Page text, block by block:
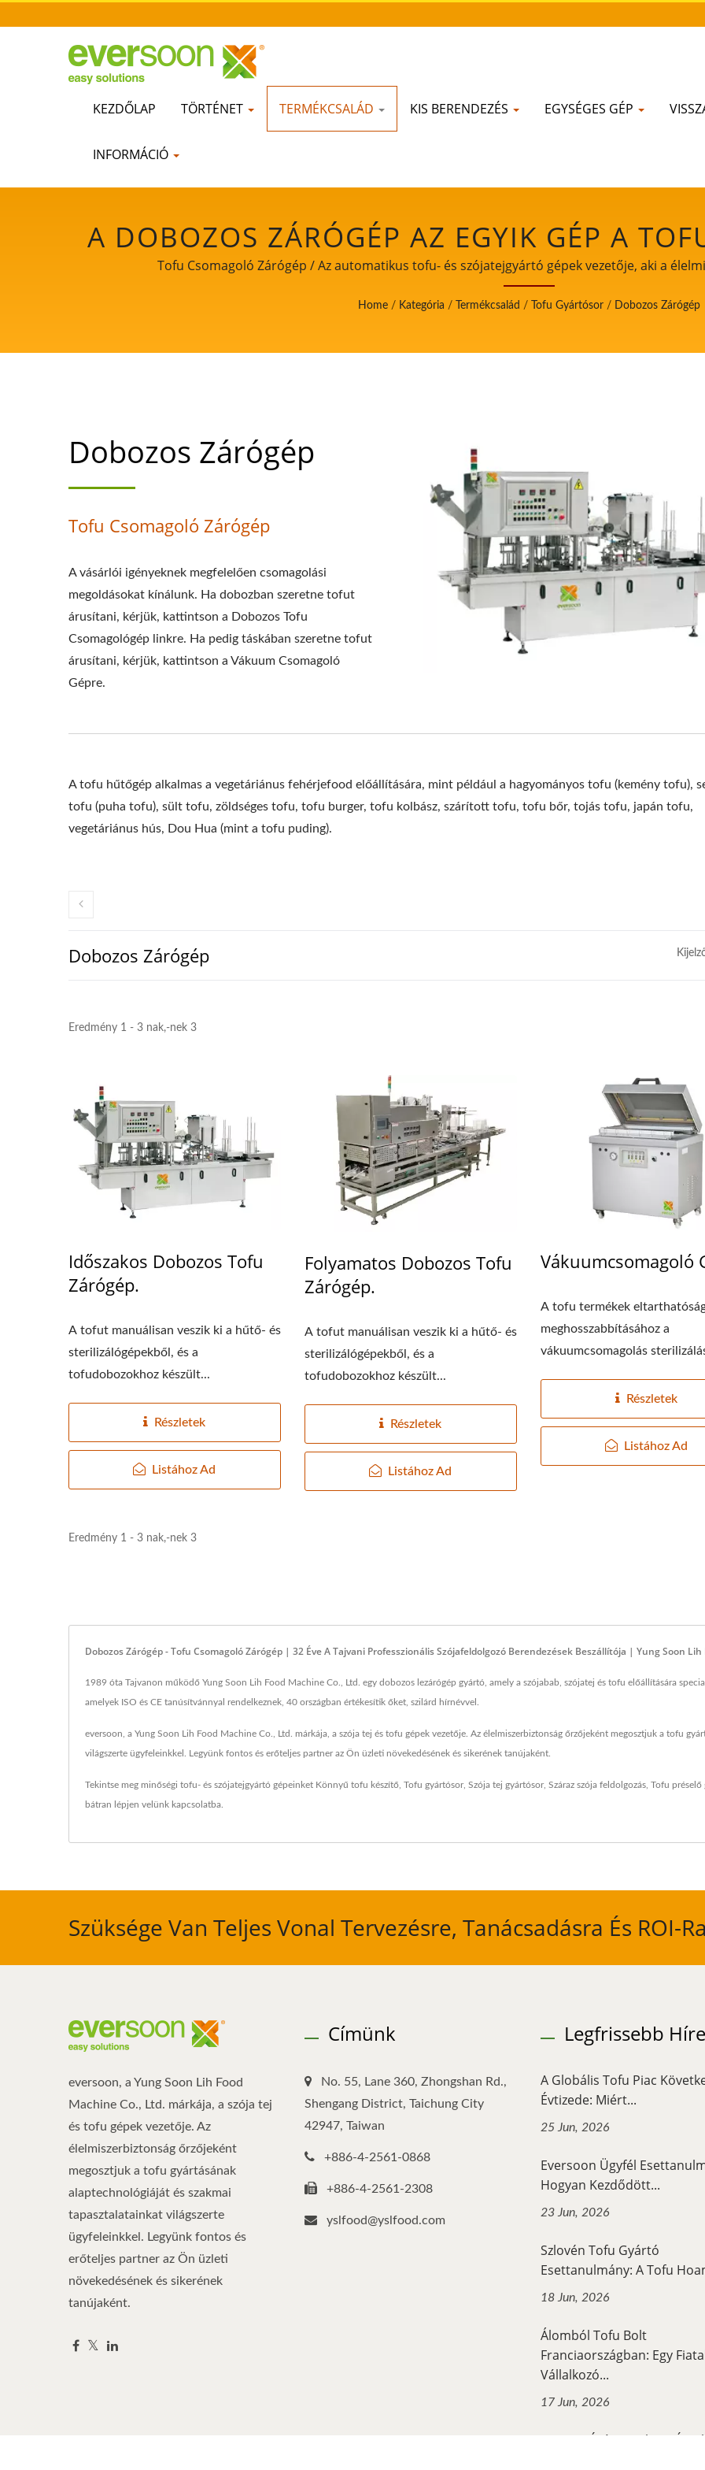
KEZDŐLAP TÖRTÉNET TERMÉKCSALÁD KIS BERENDEZÉS EGYSÉGES GÉP
INFORMÁCIÓ
A DOBOZOS ZÁRÓGÉP AZ EGYIK GÉP A
AZ AUTOMATIKUS TOFU- ÉS
AKI A ÉLELMISZERBIZTONSÁGOT
Tofu Csomagoló Zárógép / Az automatikus tofu- és szójatejgyártó gépek vezetője, aki a
Home / Kategória / Termékcsalád / Tofu Gyártósor / Dobozos Zárógép
Dobozos Zárógép
Tofu Csomagoló Zárógép
A vásárlói igényeknek megfelelően csomagolási
megoldásokat kínálunk. Ha dobozban szeretne tofut
árusítani, kérjük, kattintson a Dobozos Tofu
Csomagológép linkre. Ha pedig táskában szeretne tofut
árusítani, kérjük, kattintson a Vákuum Csomagoló
Gépre.
A tofu hűtőgép alkalmas a vegetáriánus fehérjefood előállítására, mint például a hagyományos tofu (kemény tofu),
tofu (puha tofu), sült tofu, zöldséges tofu, tofu burger, tofu kolbász, szárított tofu, tofu bőr, tojás tofu, japán tofu,
vegetáriánus hús, Dou Hua (mint a tofu puding).
Dobozos Zárógép
Eredmény 1 - 3 nak,-nek 3
Időszakos Dobozos Tofu
Zárógép.
A tofut manuálisan veszik ki a hűtő- és
sterilizálógépekből, és a
tofudobozokhoz készült...
Részletek
Listához Ad
Folyamatos Dobozos Tofu
Zárógép.
A tofut manuálisan veszik ki a hűtő- és
sterilizálógépekből, és a
tofudobozokhoz készült...
Részletek
Listához Ad
Vákuumcsomagoló
A tofu termékek
meghosszabbításához a
vákuumcsomagolás
Részletek
Listához Ad
Eredmény 1 - 3 nak,-nek 3
220 Kg Szárazbab
Automatikus Tofu Gyártósor
Kis Tofu Üzem-Tofu Legend
220 Kg Szárazbab
Automatikus Tofu
Dobozos Zárógép - Tofu Csomagoló Zárógép | 32 Éve A Tajvani Professzionális Szójafeldolgozó Berendezések Beszállítója | Yung Soon Lih
1989 óta Tajvanon működő Yung Soon Lih Food Machine Co., Ltd. egy dobozos lezárógép gyártó, amely a szójabab, szójatej és tofu előállítására
amelyek ISO és CE tanúsítvánnyal rendelkeznek, 40 országban értékesítik őket, szilárd hírnévvel.
eversoon, a Yung Soon Lih Food Machine Co., Ltd. márkája, a szója tej és tofu gépek vezetője. Az élelmiszerbiztonság őrzőjeként megosztjuk a tofu
világszerte ügyfeleinkkel. Legyünk fontos és erőteljes partner az Ön üzleti növekedésének és sikerének tanújaként.
Tekintse meg minőségi tofu- és szójatejgyártó gépeinket Könnyű tofu készítő Tofu gyártósor, Szója tej gyártósor, Száraz szója feldolgozás Tofu préselő
bátran lépjen velünk kapcsolatba
Szüksége Van Teljes Vonal Tervezésre, Tanácsadásra És ROI-
eversoon, a Yung Soon Lih Food
Machine Co., Ltd. márkája, a szója tej
és tofu gépek vezetője. Az
élelmiszerbiztonság őrzőjeként
megosztjuk a tofu gyártásának
alaptechnológiáját és szakmai
tapasztalatainkat világszerte
ügyfeleinkkel. Legyünk fontos és
erőteljes partner az Ön üzleti
növekedésének és sikerének
tanújaként.
Címünk
No. 55, Lane 360, Zhongshan Rd.,
Shengang District, Taichung City
42947, Taiwan
+886-4-2561-0868
+886-4-2561-2308
yslfood@yslfood.com
Legfrissebb
A Globális Tofu Piac
Évtizede: Miért...
25 Jun, 2026
Eversoon Ügyfél
Hogyan Kezdődött...
23 Jun, 2026
Szlovén Tofu Gyártó
Esettanulmány: A Tofu
18 Jun, 2026
Álomból Tofu Bolt
Franciaországban: Egy
Vállalkozó...
17 Jun, 2026
Hogyan Épített Fel Egy Észak-